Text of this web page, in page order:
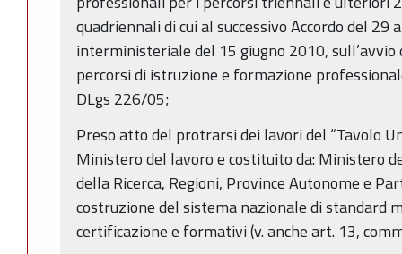
quadriennali di cui al successivo Accordo del
interministeriale del 15 giugno 2010, sull’avvio
percorsi di istruzione e formazione
DLgs 226/05;
Preso atto del protrarsi dei lavori del “Tavolo
Ministero del lavoro e costituito da: Ministero
della Ricerca, Regioni, Province Autonome e
costruzione del sistema nazionale di standard
certificazione e formativi (v. anche art. 13,